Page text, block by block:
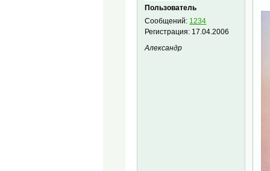
Пользователь
Сообщений: 1234
Регистрация: 17.04.2006
Александр